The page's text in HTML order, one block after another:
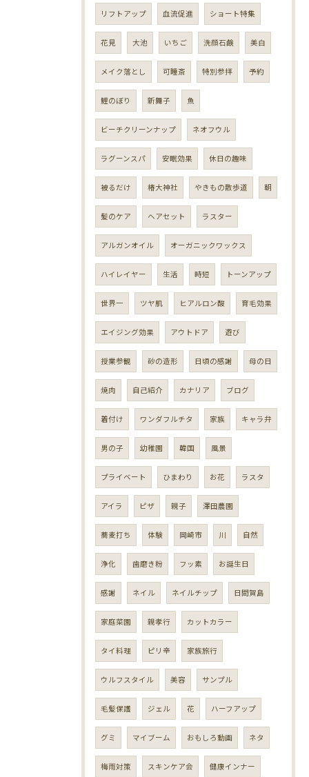
リフトアップ 血流促進 ショート特集
花見 大池 いちご 洗顔石鹸 美白
メイク落とし 可睡斎 特別参拝 予約
鯉のぼり 新舞子 魚
ビーチクリーンナップ ネオフウル
ラグーンスパ 安眠効果 休日の趣味
被るだけ 椿大神社 やきもの散歩道 朝
髪のケア ヘアセット ラスター
アルガンオイル オーガニックワックス
ハイレイヤー 生活 時短 トーンアップ
世界一 ツヤ肌 ヒアルロン酸 育毛効果
エイジング効果 アウトドア 遊び
授業参観 砂の造形 日頃の感謝 母の日
焼肉 自己紹介 カナリア ブログ
着付け ワンダフルチタ 家族 キャラ弁
男の子 幼稚園 韓国 風景
プライベート ひまわり お花 ラスタ
アイラ ピザ 親子 澤田農園
蕎麦打ち 体験 岡崎市 川 自然
浄化 歯磨き粉 フッ素 お誕生日
感謝 ネイル ネイルチップ 日間賀島
家庭菜園 親孝行 カットカラー
タイ料理 ピリ辛 家族旅行
ウルフスタイル 美容 サンプル
毛髪保護 ジェル 花 ハーフアップ
グミ マイブーム おもしろ動画 ネタ
梅雨対策 スキンケア会 健康インナー